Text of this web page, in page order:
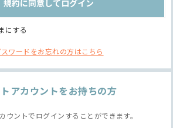
にする
ワードをお忘れの方はこちら
アカウントをお持ちの方
ウントでログインすることができます。